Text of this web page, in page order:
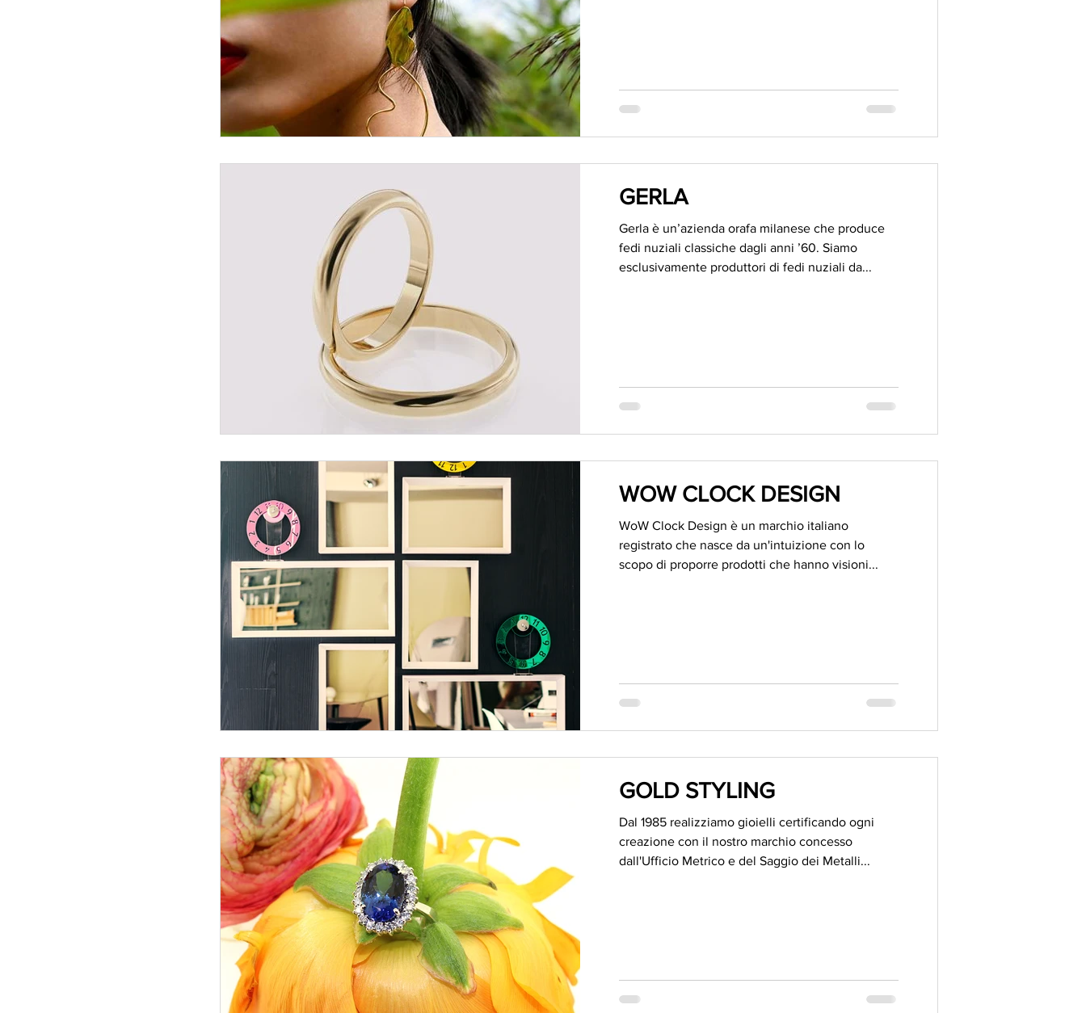
GERLA
Gerla è un’azienda orafa milanese che produce
fedi nuziali classiche dagli anni ’60. Siamo
esclusivamente produttori di fedi nuziali da...
WOW CLOCK DESIGN
WoW Clock Design è un marchio italiano
registrato che nasce da un'intuizione con lo
scopo di proporre prodotti che hanno visioni...
GOLD STYLING
Dal 1985 realizziamo gioielli certificando ogni
creazione con il nostro marchio concesso
dall'Ufficio Metrico e del Saggio dei Metalli...